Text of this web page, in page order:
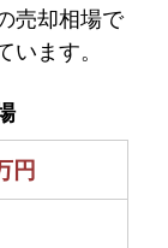
売却相場で
ます。
円